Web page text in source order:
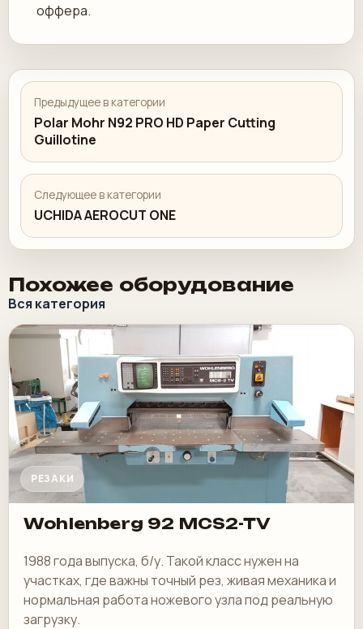
оффера.
Предыдущее в категории
Polar Mohr N92 PRO HD Paper Cutting
Guillotine
Следующее в категории
UCHIDA AEROCUT ONE
Похожее оборудование
Вся категория
РЕЗАКИ
Wohlenberg 92 MCS2-TV
1988 года выпуска, б/у. Такой класс нужен на
участках, где важны точный рез, живая механика и
нормальная работа ножевого узла под реальную
загрузку.